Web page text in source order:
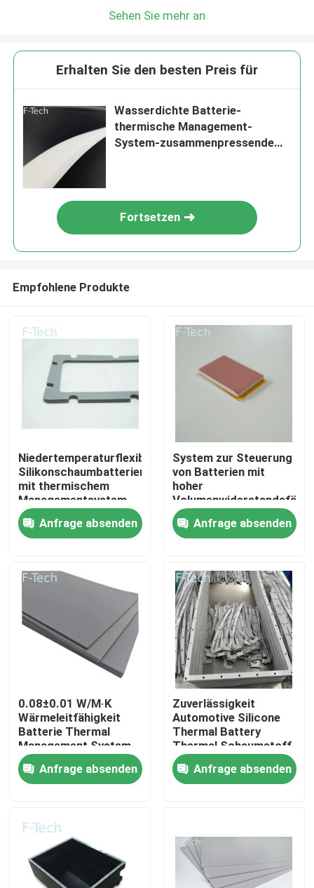
Zu Hause
Produkte
Videos
VR-Show
Werksbesichtigung
Qualitätskontrolle
Neuigkeiten
Rechtssachen
Sehen Sie mehr an
Erhalten Sie den besten Preis für
Wasserdichte Batterie-
thermische Management-
System-zusammenpressende
Fortsetzen
Empfohlene Produkte
Niedertemperaturflexible
Silikonschaumbatterien
mit thermischem
Managementsystem
UL94 V-0
Flammschutzmittel
Anfrage absenden
System zur Steuerung
von Batterien mit
hoher
aus Silikonkautschuk
Anfrage absenden
0.08±0.01 W/M·K
Wärmeleitfähigkeit
Batterie Thermal
Management System
für Auto / EV
Anfrage absenden
Zuverlässigkeit
Automotive Silicone
Thermal Battery
Thermal Schaumstoff
erfüllt UL94 V-0
Zertifizierung
Anfrage absenden